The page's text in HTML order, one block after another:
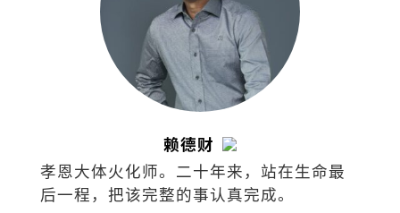
赖德财
孝恩大体火化师。二十年来，站在生命最
后一程，把该完整的事认真完成。